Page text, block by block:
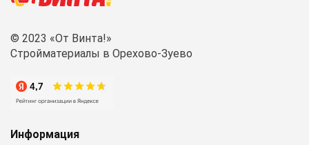
© 2023 «От Винта!»
Стройматериалы в Орехово-Зуево
Информация